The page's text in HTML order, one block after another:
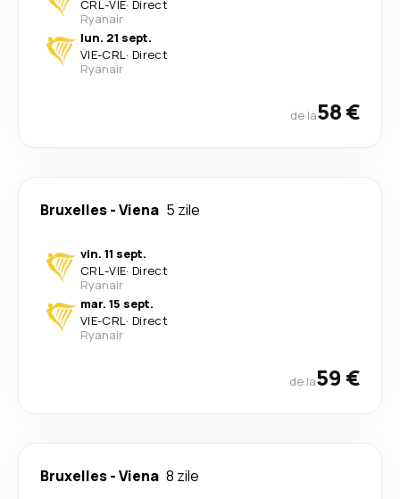
CRL-VIE· Direct
Ryanair
lun. 21 sept.
VIE-CRL· Direct
Ryanair
de la58 €
Bruxelles-Viena 5 zile
vin. 11 sept.
CRL-VIE· Direct
Ryanair
mar. 15 sept.
VIE-CRL· Direct
Ryanair
de la59 €
Bruxelles-Viena 8 zile